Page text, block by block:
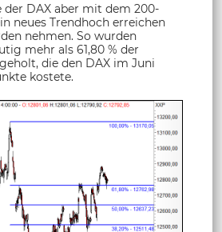
DAX aber mit dem 200-
neues Trendhoch erreichen
nehmen. So wurden
mehr als 61,80 % der
die den DAX im Juni
kostete.